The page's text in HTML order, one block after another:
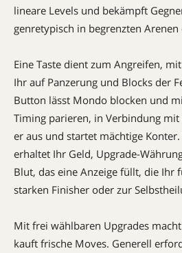
lineare Levels und bekämpft
genretypisch in begrenzten Arenen
Eine Taste dient zum Angreifen,
Ihr auf Panzerung und Blocks der
Button lässt Mondo blocken und
Timing parieren, in Verbindung
er aus und startet mächtige
erhaltet Ihr Geld, Upgrade-
Blut, das eine Anzeige füllt, die Ihr
starken Finisher oder zur
Mit frei wählbaren Upgrades
kauft frische Moves. Generell